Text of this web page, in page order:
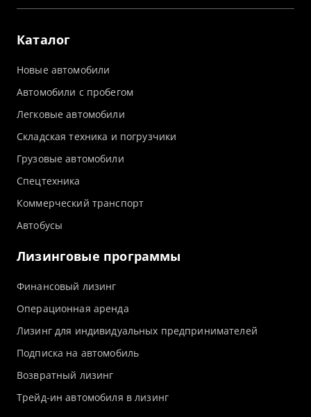
Каталог
Новые автомобили
Автомобили с пробегом
Легковые автомобили
Складская техника и погрузчики
Грузовые автомобили
Спецтехника
Коммерческий транспорт
Автобусы
Лизинговые программы
Финансовый лизинг
Операционная аренда
Лизинг для индивидуальных предпринимателей
Подписка на автомобиль
Возвратный лизинг
Трейд-ин автомобиля в лизинг